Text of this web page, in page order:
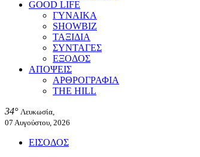
GOOD LIFE
ΓΥΝΑΙΚΑ
SHOWBIZ
ΤΑΞΙΔΙΑ
ΣΥΝΤΑΓΕΣ
ΕΞΟΔΟΣ
ΑΠΟΨΕΙΣ
ΑΡΘΡΟΓΡΑΦΙΑ
THE HILL
34° Λευκωσία,
07 Αυγούστου, 2026
ΕΙΣΟΔΟΣ